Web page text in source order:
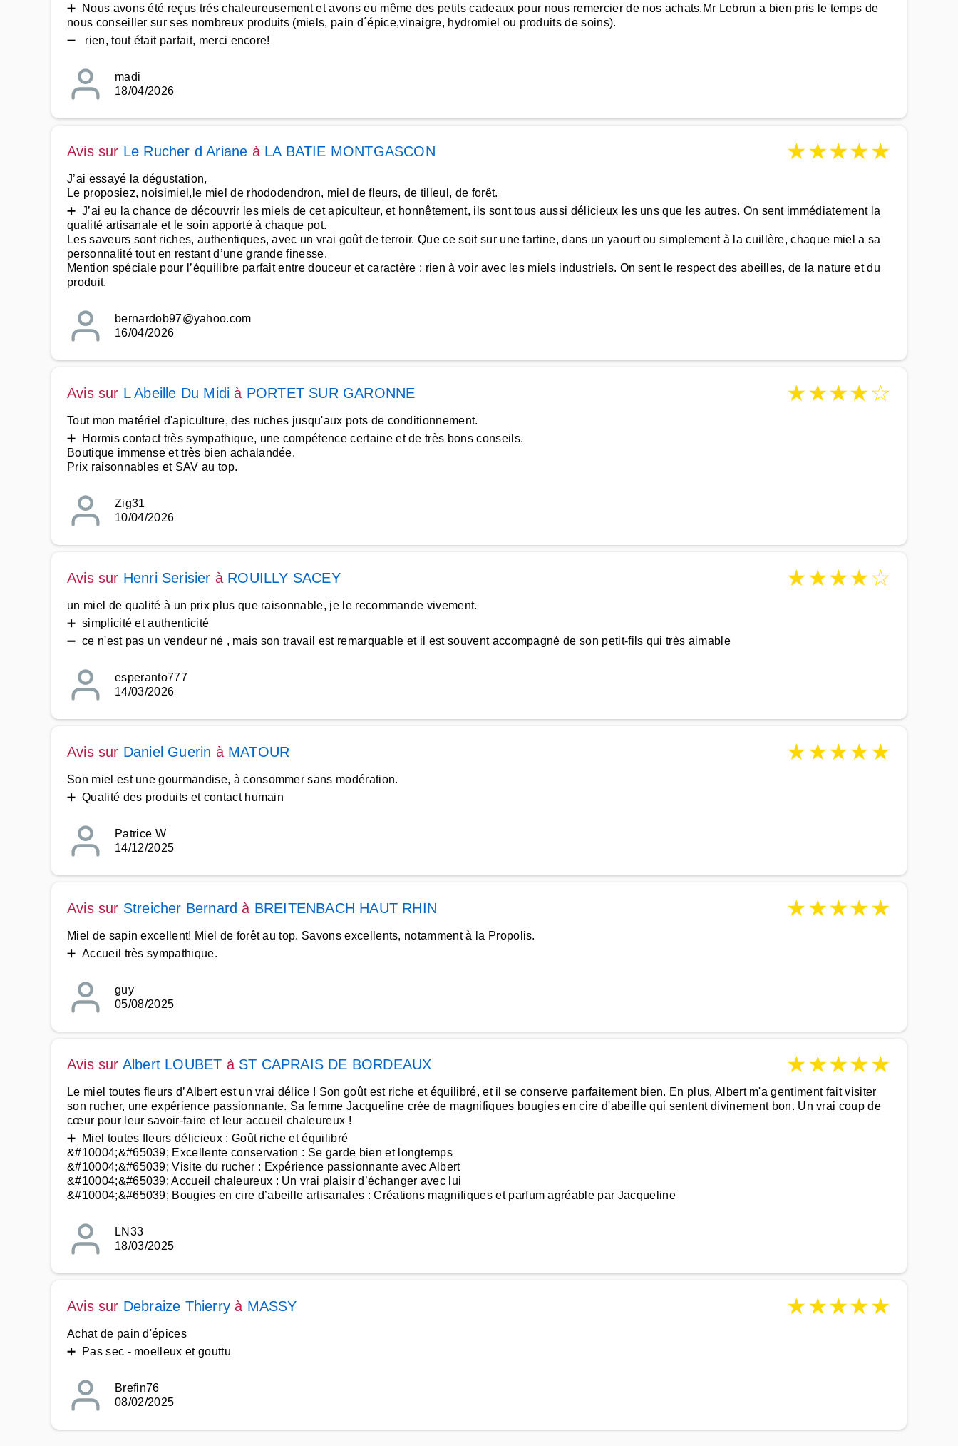
➕ Nous avons été reçus trés chaleureusement et avons eu même des petits cadeaux pour nous remercier de nos achats.Mr Lebrun a bien pris le temps de
nous conseiller sur ses nombreux produits (miels, pain d´épice,vinaigre, hydromiel ou produits de soins).
➖ rien, tout était parfait, merci encore!
madi
18/04/2026
Avis sur Le Rucher d Ariane à LA BATIE MONTGASCON ★★★★★
J’ai essayé la dégustation,
Le proposiez, noisimiel,le miel de rhododendron, miel de fleurs, de tilleul, de forêt.
➕ J’ai eu la chance de découvrir les miels de cet apiculteur, et honnêtement, ils sont tous aussi délicieux les uns que les autres. On sent immédiatement la
qualité artisanale et le soin apporté à chaque pot.
Les saveurs sont riches, authentiques, avec un vrai goût de terroir. Que ce soit sur une tartine, dans un yaourt ou simplement à la cuillère, chaque miel a sa
personnalité tout en restant d’une grande finesse.
Mention spéciale pour l’équilibre parfait entre douceur et caractère : rien à voir avec les miels industriels. On sent le respect des abeilles, de la nature et du
produit.
bernardob97@yahoo.com
16/04/2026
Avis sur L Abeille Du Midi à PORTET SUR GARONNE ★★★★☆
Tout mon matériel d'apiculture, des ruches jusqu'aux pots de conditionnement.
➕ Hormis contact très sympathique, une compétence certaine et de très bons conseils.
Boutique immense et très bien achalandée.
Prix raisonnables et SAV au top.
Zig31
10/04/2026
Avis sur Henri Serisier à ROUILLY SACEY ★★★★☆
un miel de qualité à un prix plus que raisonnable, je le recommande vivement.
➕ simplicité et authenticité
➖ ce n'est pas un vendeur né , mais son travail est remarquable et il est souvent accompagné de son petit-fils qui très aimable
esperanto777
14/03/2026
Avis sur Daniel Guerin à MATOUR ★★★★★
Son miel est une gourmandise, à consommer sans modération.
➕ Qualité des produits et contact humain
Patrice W
14/12/2025
Avis sur Streicher Bernard à BREITENBACH HAUT RHIN ★★★★★
Miel de sapin excellent! Miel de forêt au top. Savons excellents, notamment à la Propolis.
➕ Accueil très sympathique.
guy
05/08/2025
Avis sur Albert LOUBET à ST CAPRAIS DE BORDEAUX ★★★★★
Le miel toutes fleurs d’Albert est un vrai délice ! Son goût est riche et équilibré, et il se conserve parfaitement bien. En plus, Albert m'a gentiment fait visiter
son rucher, une expérience passionnante. Sa femme Jacqueline crée de magnifiques bougies en cire d'abeille qui sentent divinement bon. Un vrai coup de
cœur pour leur savoir-faire et leur accueil chaleureux !
➕ Miel toutes fleurs délicieux : Goût riche et équilibré
&#10004;&#65039; Excellente conservation : Se garde bien et longtemps
&#10004;&#65039; Visite du rucher : Expérience passionnante avec Albert
&#10004;&#65039; Accueil chaleureux : Un vrai plaisir d’échanger avec lui
&#10004;&#65039; Bougies en cire d’abeille artisanales : Créations magnifiques et parfum agréable par Jacqueline
LN33
18/03/2025
Avis sur Debraize Thierry à MASSY ★★★★★
Achat de pain d'épices
➕ Pas sec - moelleux et gouttu
Brefin76
08/02/2025